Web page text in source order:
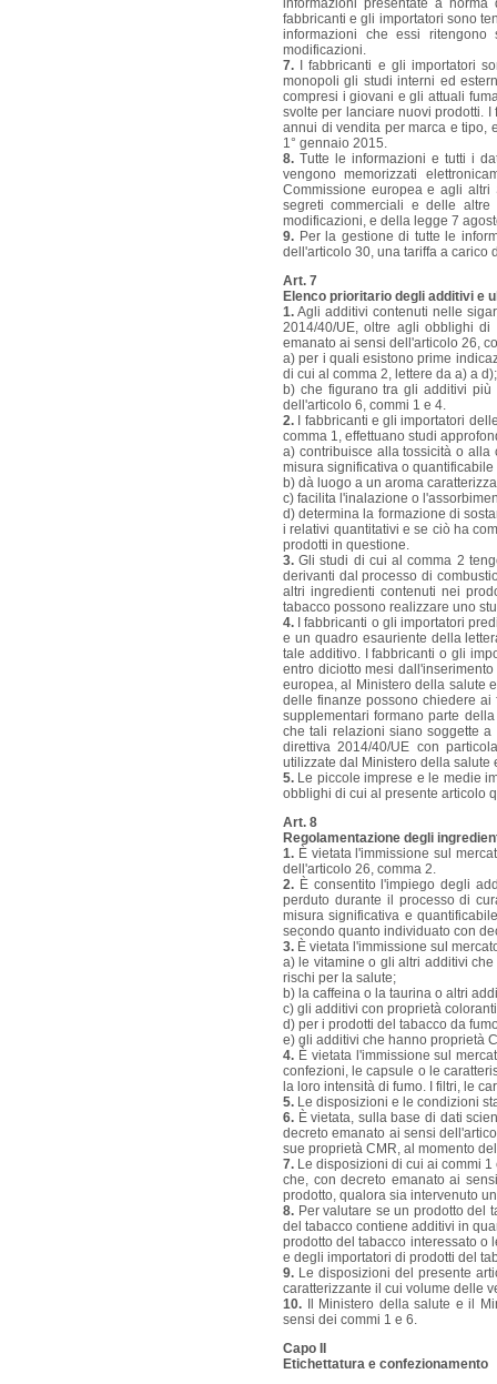
informazioni presentate a
fabbricanti e gli importatori sono
informazioni che essi
modificazioni.
7. I fabbricanti e gli importatori
monopoli gli studi interni ed
compresi i giovani e gli attuali
svolte per lanciare nuovi prodotti.
annui di vendita per marca e tipo,
1° gennaio 2015.
8. Tutte le informazioni e tutti i
vengono memorizzati
Commissione europea e agli altri
segreti commerciali e delle
modificazioni, e della legge 7
9. Per la gestione di tutte le
dell'articolo 30, una tariffa a carico
Art. 7
Elenco prioritario degli additivi e
1. Agli additivi contenuti nelle
2014/40/UE, oltre agli obblighi
emanato ai sensi dell'articolo 26,
a) per i quali esistono prime
di cui al comma 2, lettere da a) a d);
b) che figurano tra gli additivi
dell'articolo 6, commi 1 e 4.
2. I fabbricanti e gli importatori
comma 1, effettuano studi
a) contribuisce alla tossicità o
misura significativa o
b) dà luogo a un aroma
c) facilita l'inalazione o
d) determina la formazione di
i relativi quantitativi e se ciò ha
prodotti in questione.
3. Gli studi di cui al comma 2
derivanti dal processo di
altri ingredienti contenuti nei
tabacco possono realizzare uno
4. I fabbricanti o gli importatori
e un quadro esauriente della
tale additivo. I fabbricanti o gli
entro diciotto mesi
europea, al Ministero della salute
delle finanze possono chiedere ai
supplementari formano parte
che tali relazioni siano soggette
direttiva 2014/40/UE con
utilizzate dal Ministero della
5. Le piccole imprese e le medie
obblighi di cui al presente articolo
Art. 8
Regolamentazione degli
1. È vietata l'immissione sul
dell'articolo 26, comma 2.
2. È consentito l'impiego degli
perduto durante il processo di
misura significativa e
secondo quanto individuato con
3. È vietata l'immissione sul
a) le vitamine o gli altri additivi
rischi per la salute;
b) la caffeina o la taurina o altri
c) gli additivi con proprietà
d) per i prodotti del tabacco da
e) gli additivi che hanno proprietà
4. È vietata l'immissione sul
confezioni, le capsule o le
la loro intensità di fumo. I filtri, le
5. Le disposizioni e le condizioni
6. È vietata, sulla base di dati
decreto emanato ai sensi
sue proprietà CMR, al momento
7. Le disposizioni di cui ai commi
che, con decreto emanato ai
prodotto, qualora sia intervenuto
8. Per valutare se un prodotto del
del tabacco contiene additivi in
prodotto del tabacco interessato o
e degli importatori di prodotti del
9. Le disposizioni del presente
caratterizzante il cui volume delle
10. Il Ministero della salute e il
sensi dei commi 1 e 6.
Capo II
Etichettatura e confezionamento